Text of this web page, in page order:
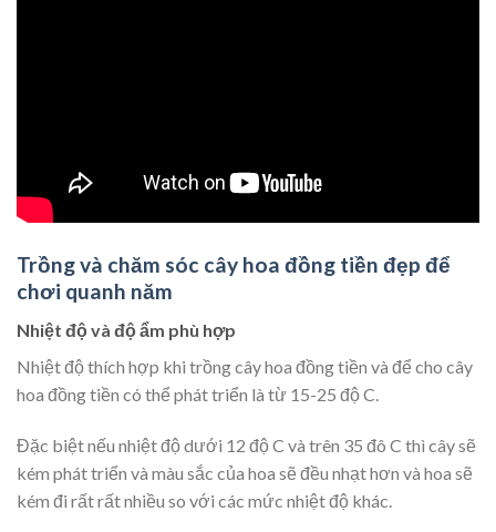
Trồng và chăm sóc cây hoa đồng tiền đẹp để
chơi quanh năm
Nhiệt độ và độ ẩm phù hợp
Nhiệt độ thích hợp khi trồng cây hoa đồng tiền và để cho cây
hoa đồng tiền có thể phát triển là từ 15-25 độ C.
Đặc biệt nếu nhiệt độ dưới 12 độ C và trên 35 đô C thì cây sẽ
kém phát triển và màu sắc của hoa sẽ đều nhạt hơn và hoa sẽ
kém đi rất rất nhiều so với các mức nhiệt độ khác.